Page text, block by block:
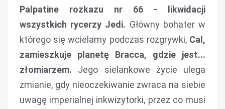
Palpatine rozkazu nr 66 - likwidacji
wszystkich rycerzy Jedi. Główny bohater w
którego się wcielamy podczas rozgrywki, Cal,
zamieszkuje planetę Bracca, gdzie jest...
złomiarzem. Jego sielankowe życie ulega
zmianie, gdy nieoczekiwanie zwraca na siebie
uwagę imperialnej inkwizytorki, przez co musi